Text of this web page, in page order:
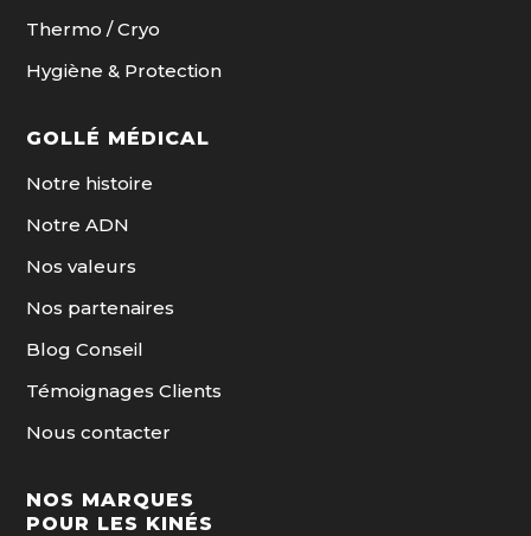
Thermo / Cryo
Hygiène & Protection
GOLLÉ MÉDICAL
Notre histoire
Notre ADN
Nos valeurs
Nos partenaires
Blog Conseil
Témoignages Clients
Nous contacter
NOS MARQUES
POUR LES KINÉS